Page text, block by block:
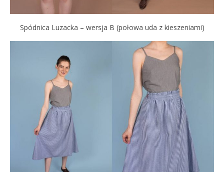
Spódnica Luzacka – wersja B (połowa uda z kieszeniami)